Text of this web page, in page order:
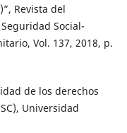
Revista del
Social-
Vol. 137, 2018, p.
de los derechos
Universidad